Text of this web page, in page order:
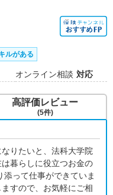
ルがある
オンライン相談 対応
りたいと、法科大学院
は暮らしに役立つお金の
って仕事ができていま
すので、お気軽にご相
高評価レビュー
(5件)